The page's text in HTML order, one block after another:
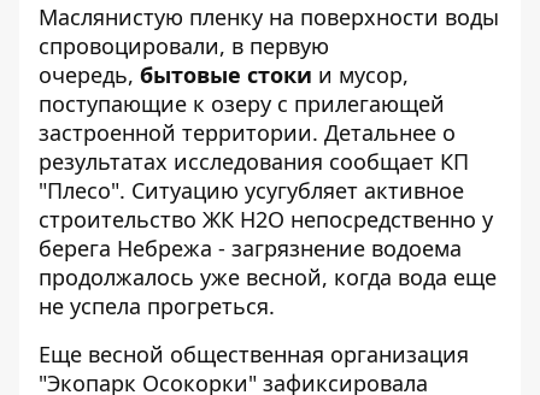
Маслянистую пленку на поверхности воды
спровоцировали, в первую
очередь, бытовые стоки и мусор,
поступающие к озеру с прилегающей
застроенной территории. Детальнее о
результатах исследования сообщает КП
"Плесо". Ситуацию усугубляет активное
строительство ЖК Н2О непосредственно у
берега Небрежа - загрязнение водоема
продолжалось уже весной, когда вода еще
не успела прогреться.
Еще весной общественная организация
"Экопарк Осокорки" зафиксировала